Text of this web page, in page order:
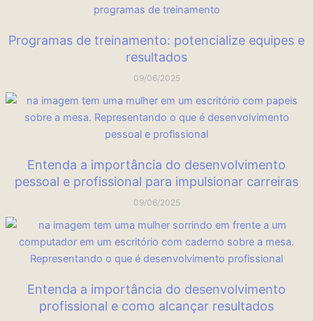
Programas de treinamento: potencialize equipes e
resultados
09/06/2025
Entenda a importância do desenvolvimento
pessoal e profissional para impulsionar carreiras
09/06/2025
Entenda a importância do desenvolvimento
profissional e como alcançar resultados